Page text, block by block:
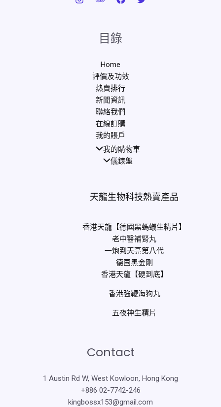
目錄
Home
評價及功效
熱賣排行
新聞資訊
聯絡我們
在線訂購
我的賬戶
我的購物車
儀錶盤
天龍生物科技熱賣產品
香港天龍【德國黑螞蟻生精片】
老中醫補腎丸
一炮到天亮第八代
德国黑金刚
香港天龍【硬到底】
香港強鞭海狗丸
五夜神生精片
Contact
1 Austin Rd W, West Kowloon, Hong Kong
+886 02-7742-246
kingbossx153@gmail.com